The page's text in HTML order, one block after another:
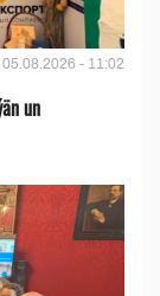
05.08.2026 - 11:02
un